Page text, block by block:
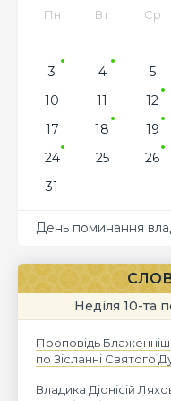
Пн Вт Ср
3
4 5
10
11 12
17
18 19
24
25 26
31
День поминання
Неділя 10-та
Проповідь
по Зісланні Святого
Владика Діонісій